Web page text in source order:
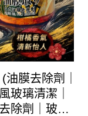
膜去除劑｜
玻璃清潔｜
除劑｜玻璃